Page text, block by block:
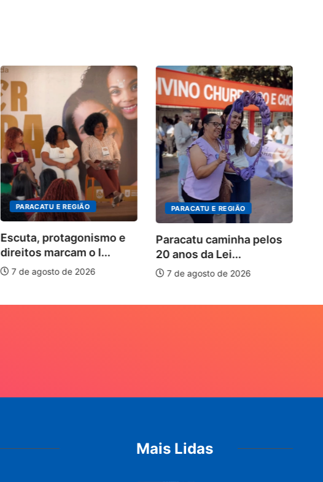
PARACATU E REGIÃO
Escuta, protagonismo e
direitos marcam o I...
7 de agosto de 2026
PARACATU E REGIÃO
Paracatu caminha pelos
20 anos da Lei...
7 de agosto de 2026
Mais Lidas